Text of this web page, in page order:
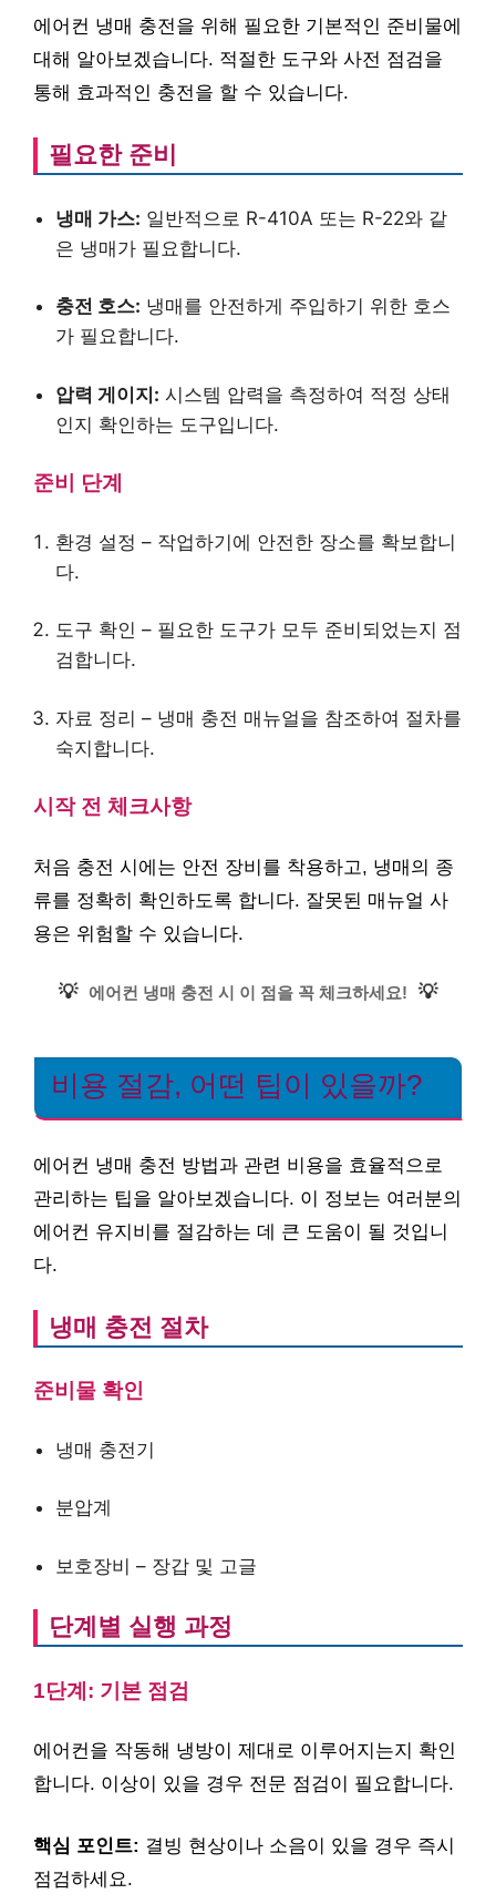
에어컨 냉매 충전을 위해 필요한 기본적인 준비물에
대해 알아보겠습니다. 적절한 도구와 사전 점검을
통해 효과적인 충전을 할 수 있습니다.
필요한 준비
냉매 가스: 일반적으로 R-410A 또는 R-22와 같
은 냉매가 필요합니다.
충전 호스: 냉매를 안전하게 주입하기 위한 호스
가 필요합니다.
압력 게이지: 시스템 압력을 측정하여 적정 상태
인지 확인하는 도구입니다.
준비 단계
환경 설정 – 작업하기에 안전한 장소를 확보합니
다.
도구 확인 – 필요한 도구가 모두 준비되었는지 점
검합니다.
자료 정리 – 냉매 충전 매뉴얼을 참조하여 절차를
숙지합니다.
시작 전 체크사항
처음 충전 시에는 안전 장비를 착용하고, 냉매의 종
류를 정확히 확인하도록 합니다. 잘못된 매뉴얼 사
용은 위험할 수 있습니다.
💡 에어컨 냉매 충전 시 이 점을 꼭 체크하세요! 💡
비용 절감, 어떤 팁이 있을까?
에어컨 냉매 충전 방법과 관련 비용을 효율적으로
관리하는 팁을 알아보겠습니다. 이 정보는 여러분의
에어컨 유지비를 절감하는 데 큰 도움이 될 것입니
다.
냉매 충전 절차
준비물 확인
냉매 충전기
분압계
보호장비 – 장갑 및 고글
단계별 실행 과정
1단계: 기본 점검
에어컨을 작동해 냉방이 제대로 이루어지는지 확인
합니다. 이상이 있을 경우 전문 점검이 필요합니다.
핵심 포인트: 결빙 현상이나 소음이 있을 경우 즉시
점검하세요.